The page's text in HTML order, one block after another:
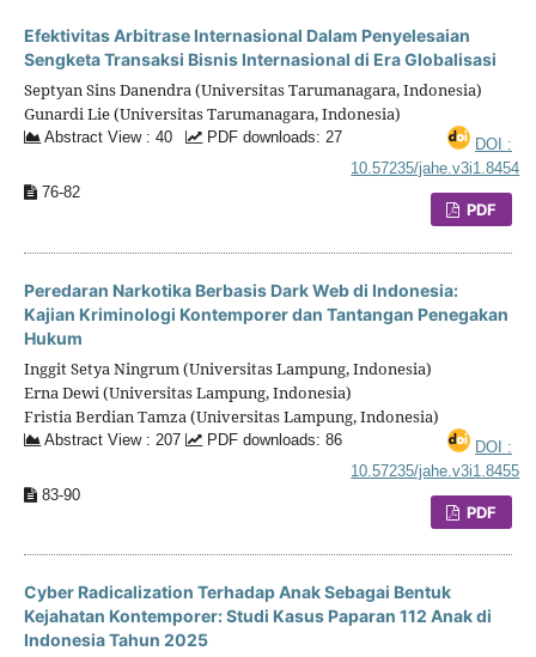
Efektivitas Arbitrase Internasional Dalam Penyelesaian
Sengketa Transaksi Bisnis Internasional di Era Globalisasi
Septyan Sins Danendra (Universitas Tarumanagara, Indonesia)
Gunardi Lie (Universitas Tarumanagara, Indonesia)
Abstract View : 40 PDF downloads: 27
DOI :
10.57235/jahe.v3i1.8454
76-82
PDF
Peredaran Narkotika Berbasis Dark Web di Indonesia:
Kajian Kriminologi Kontemporer dan Tantangan Penegakan
Hukum
Inggit Setya Ningrum (Universitas Lampung, Indonesia)
Erna Dewi (Universitas Lampung, Indonesia)
Fristia Berdian Tamza (Universitas Lampung, Indonesia)
Abstract View : 207 PDF downloads: 86
DOI :
10.57235/jahe.v3i1.8455
83-90
PDF
Cyber Radicalization Terhadap Anak Sebagai Bentuk
Kejahatan Kontemporer: Studi Kasus Paparan 112 Anak di
Indonesia Tahun 2025